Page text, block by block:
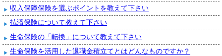
収入保障保険を選ぶポイントを教えて下さい
払済保険について教えて下さい
生命保険の「転換」について教えて下さい
生命保険を活用した退職金積立てとはどんなものですか？